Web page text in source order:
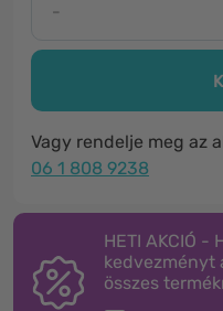
-
Vagy rendelje meg az
06 1 808 9238
HETI AKCIÓ -
kedvezményt
összes